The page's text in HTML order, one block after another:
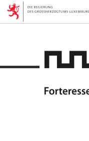
Zur
Navigation
Zum
Inhalt